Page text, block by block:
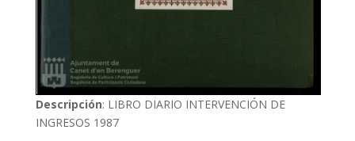
Descripción: LIBRO DIARIO INTERVENCIÓN DE
INGRESOS 1987